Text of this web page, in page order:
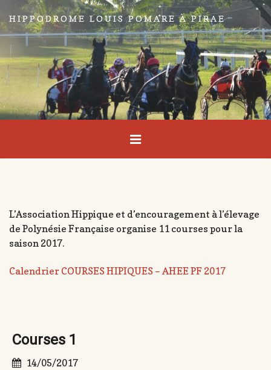
HIPPODROME LOUIS POMARE À PIRAE
L’Association Hippique et d’encouragement à l’élevage
de Polynésie Française organise 11 courses pour la
saison 2017.
Calendrier COURSES HIPIQUES – AHEE PF 2017
Courses 1
14/05/2017